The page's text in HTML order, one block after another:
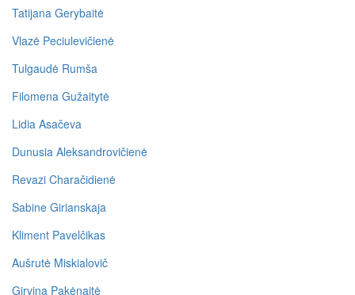
Tatijana Gerybaitė
Vlazė Peciulevičienė
Tulgaudė Rumša
Filomena Gužaitytė
Lidia Asačeva
Dunusia Aleksandrovičienė
Revazi Charačidienė
Sabine Girianskaja
Kliment Pavelčikas
Aušrutė Miskialovič
Girvina Pakėnaitė